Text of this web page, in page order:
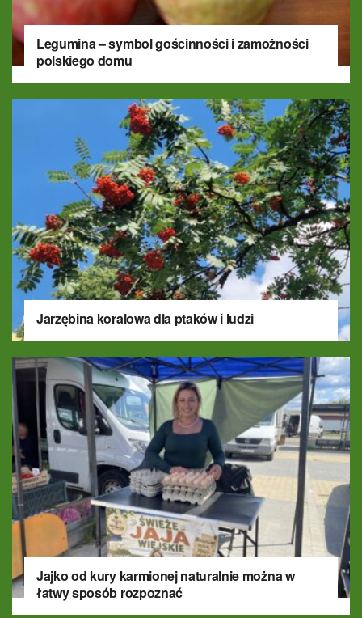
Legumina – symbol gościnności i zamożności
polskiego domu
Jarzębina koralowa dla ptaków i ludzi
Jajko od kury karmionej naturalnie można w
łatwy sposób rozpoznać